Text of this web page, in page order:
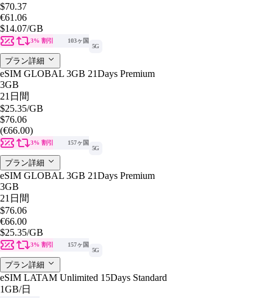
$70.37
€61.06
$14.07/GB
3% 割引
103ヶ国
5G
プラン詳細
eSIM GLOBAL 3GB 21Days Premium
3GB
21日間
$25.35/GB
$76.06
(€66.00)
3% 割引
157ヶ国
5G
プラン詳細
eSIM GLOBAL 3GB 21Days Premium
3GB
21日間
$76.06
€66.00
$25.35/GB
3% 割引
157ヶ国
5G
プラン詳細
eSIM LATAM Unlimited 15Days Standard
1GB/日